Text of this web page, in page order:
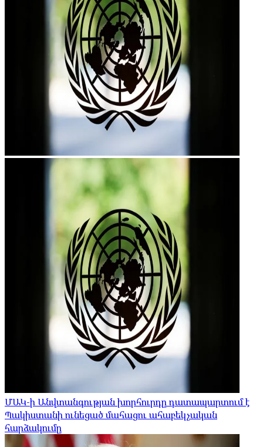
ՄԱԿ-ի Անվտանգության խորհուրդը դատապարտում է
Պակիստանի ունեցած մահացու ահաբեկչական
հարձակումը